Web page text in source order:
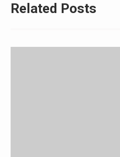
Related Posts